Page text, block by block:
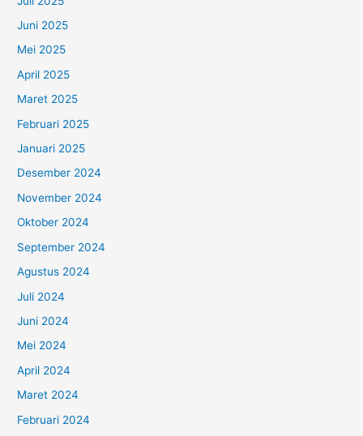
Juni 2025
Mei 2025
April 2025
Maret 2025
Februari 2025
Januari 2025
Desember 2024
November 2024
Oktober 2024
September 2024
Agustus 2024
Juli 2024
Juni 2024
Mei 2024
April 2024
Maret 2024
Februari 2024